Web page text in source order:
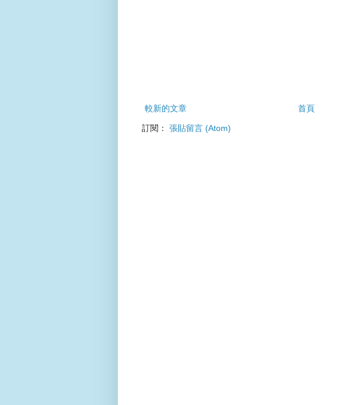
較新的文章 首頁
訂閱： 張貼留言 (Atom)